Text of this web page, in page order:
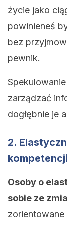
życie jako
powinieneś
bez
pewnik.
zarządzać
dogłębnie je
2.
kompetencji
Osoby o
sobie ze
zorientowane